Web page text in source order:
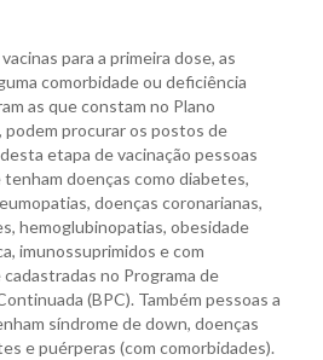
para a primeira dose, as
comorbidade ou deficiência
as que constam no Plano
podem procurar os postos de
etapa de vacinação pessoas
doenças como diabetes,
doenças coronarianas,
hemoglubinopatias, obesidade
imunossuprimidos e com
no Programa de
(BPC). Também pessoas a
síndrome de down, doenças
e puérperas (com comorbidades).